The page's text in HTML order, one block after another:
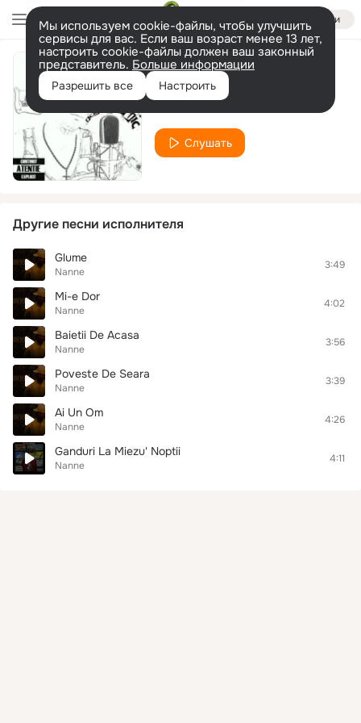
Войти
Мы используем cookie-файлы, чтобы улучшить
сервисы для вас. Если ваш возраст менее 13 лет,
настроить cookie-файлы должен ваш законный
представитель. Больше информации
Разрешить все Настроить
Mesaj Catre Ceruri
Слушать
Другие песни исполнителя
Glume
Nanne
3:49
Mi-e Dor
Nanne
4:02
Baietii De Acasa
Nanne
3:56
Poveste De Seara
Nanne
3:39
Ai Un Om
Nanne
4:26
Ganduri La Miezu' Noptii
Nanne
4:11